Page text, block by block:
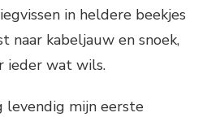
in heldere beekjes
naar kabeljauw en snoek,
ieder wat wils.
levendig mijn eerste